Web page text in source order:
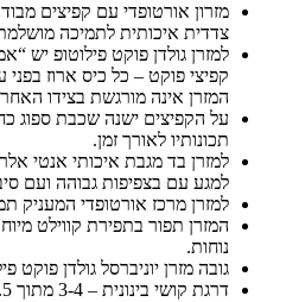
מזרון אורטופדי עם קפיצים
צדדית איכותית לתמיכה
למזרן גולדן פוקט פילוטופ יש
קפיצי פוקט – כל כיס ארוז
המזרן אינה מורגשת בצידו
על הקפיצים ישנה שכבת ספוג
תכונותיו לאורך זמן.
למזרן בד מגבת איכותי אנטי
למגע עם בצפיפות גבוהה ועם
למזרן מרכז אורטופדי המעניק
המזרן תפור בתפירת קווילט
נוחות.
גובה מזרן יוניברסל גולדן פוקט
דרגת קושי בינונית – 3-4 מתוך 5.